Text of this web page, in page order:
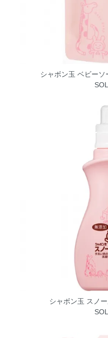
シャボン玉 ベビー
シャボン玉 スノ